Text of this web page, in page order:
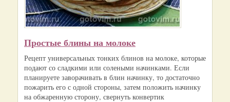
Простые блины на молоке
Рецепт универсальных тонких блинов на молоке, которые
подают со сладкими или солеными начинками. Если
планируете заворачивать в блин начинку, то достаточно
пожарить его с одной стороны, затем положить начинку
на обжаренную сторону, свернуть конвертик